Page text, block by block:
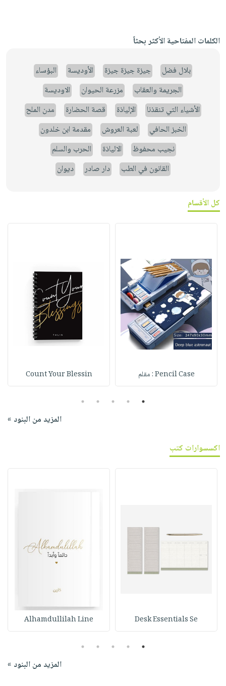
الكلمات المفتاحية الأكثر بحثاً
بلال فضل جيزة جيزة جيزة الأوديسة
البؤساء
الجريمة والعقاب
مزرعة الحيوان
الاوديسة
الأشياء التي تنقذنا
الإلياذة قصة الحضارة
مدن الملح
الخبز الحافي
لعبة العروش
مقدمة ابن خلدون
نجيب محفوظ
الالياذة
الحرب والسلم
القانون في الطب
دار صادر ديوان
كل الأقسام
Pencil Case : مقلم Count Your Blessin
1
2
3
4
5
المزيد من البنود »
اكسسوارات كتب
Desk Essentials Se
Alhamdullilah Line
1
2
3
4
5
المزيد من البنود »